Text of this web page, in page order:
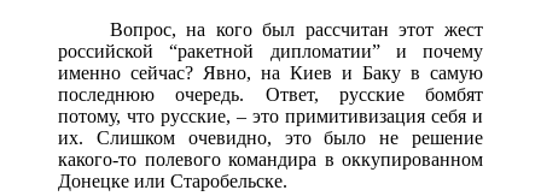
Вопрос, на кого был рассчитан этот жест
российской “ракетной дипломатии” и почему
именно сейчас? Явно, на Киев и Баку в самую
последнюю очередь. Ответ, русские бомбят
потому, что русские, – это примитивизация себя и
их. Слишком очевидно, это было не решение
какого-то полевого командира в оккупированном
Донецке или Старобельске.